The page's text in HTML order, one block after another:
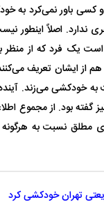
باور نمی‌کرد به
اصلاً اینطور
یک فرد که از منظر
از ایشان تعریف
خودکشی می‌زند.
گفته بود. از مجموع
نسبت به هرگونه
تهران خودکشی کرد
پرسپولیس در انتظار
پیش از شروع لیگ